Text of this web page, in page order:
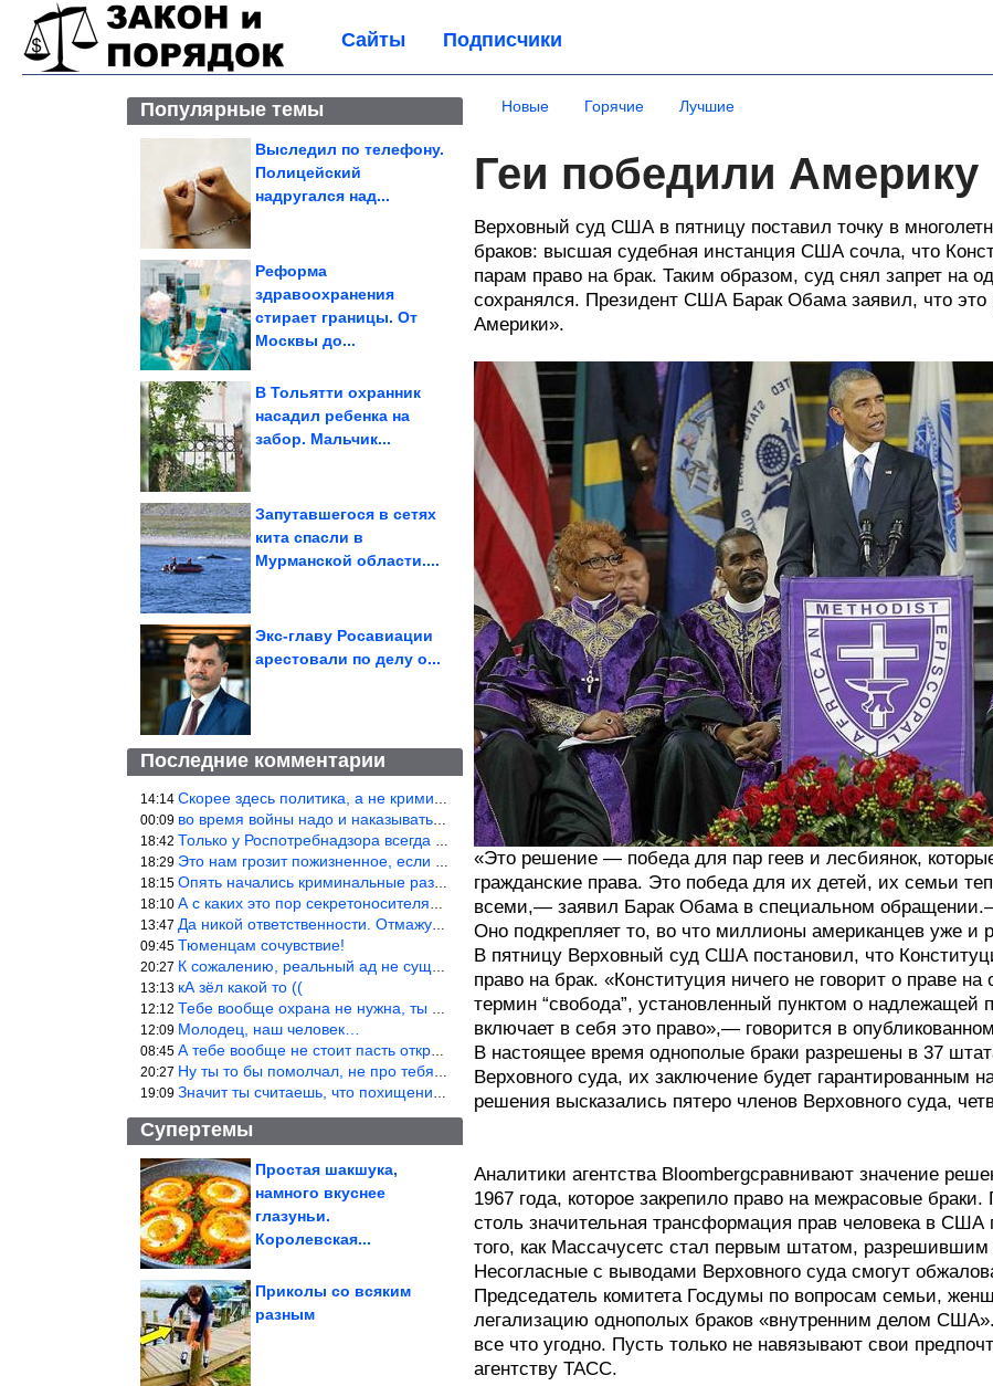
Сайты Подписчики
Популярные темы
Выследил по телефону.
Полицейский
надругался над...
Реформа
здравоохранения
стирает границы. От
Москвы до...
В Тольятти охранник
насадил ребенка на
забор. Мальчик...
Запутавшегося в сетях
кита спасли в
Мурманской области....
Экс-главу Росавиации
арестовали по делу о...
Последние комментарии
14:14 Скорее здесь политика, а не криминал. Хотя эти два понятия начин
00:09 во время войны надо и наказывать по законам военного времени, а
18:42 Только у Роспотребнадзора всегда и все в порядке! Когда касается
18:29 Это нам грозит пожизненное, если только грозно посмотреть в их с
18:15 Опять начались криминальные разборки аля 90е!
18:10 А с каких это пор секретоносителям положена охрана? Это его зада
13:47 Да никой ответственности. Отмажутся.
09:45 Тюменцам сочувствие!
20:27 К сожалению, реальный ад не существует.
13:13 кА зёл какой то ((
12:12 Тебе вообще охрана не нужна, ты никакой ценности не представляеш
12:09 Молодец, наш человек…
08:45 А тебе вообще не стоит пасть открывать! Не с тобой общаются!
20:27 Ну ты то бы помолчал, не про тебя речь.
19:09 Значит ты считаешь, что похищение малолетних детей это нормально
Супертемы
Знаки Зодиака, среди
становятся...
Простая шакшука,
намного вкуснее
глазуньи.
Королевская...
Приколы со всяким
разным
Новые Горячие Лучшие
Геи победили Америку
Верховный суд США в пятницу поставил точку в
браков: высшая судебная инстанция США сочла, что
парам право на брак. Таким образом, суд снял запрет на
сохранялся. Президент США Барак Обама заявил, что
Америки».
«Это решение — победа для пар геев и лесбиянок,
гражданские права. Это победа для их детей, их семьи
всеми,— заявил Барак Обама в специальном
Оно подкрепляет то, во что миллионы американцев уже
В пятницу Верховный суд США постановил, что
право на брак. «Конституция ничего не говорит о праве
термин “свобода”, установленный пунктом о надлежащей
включает в себя это право»,— говорится в
В настоящее время однополые браки разрешены в 37
Верховного суда, их заключение будет гарантированным
решения высказались пятеро членов Верховного суда,
Аналитики агентства Bloombergсравнивают значение
1967 года, которое закрепило право на межрасовые
столь значительная трансформация прав человека в США
того, как Массачусетс стал первым штатом,
Несогласные с выводами Верховного суда смогут
Председатель комитета Госдумы по вопросам семьи,
легализацию однополых браков «внутренним делом
все что угодно. Пусть только не навязывают свои
агентству ТАСС.